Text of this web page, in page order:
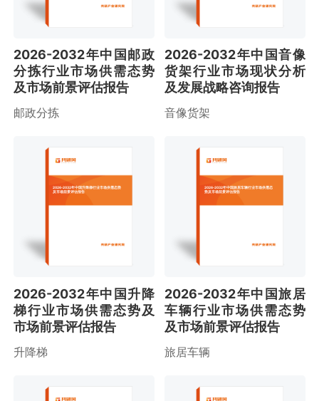
2026-2032年中国邮政
分拣行业市场供需态势
及市场前景评估报告
邮政分拣
2026-2032年中国音像
货架行业市场现状分析
及发展战略咨询报告
音像货架
2026-2032年中国升降梯行业市场供需态势
及市场前景评估报告
2026-2032年中国升降
梯行业市场供需态势及
市场前景评估报告
升降梯
2026-2032年中国旅居车辆行业市场供需态
势及市场前景评估报告
2026-2032年中国旅居
车辆行业市场供需态势
及市场前景评估报告
旅居车辆